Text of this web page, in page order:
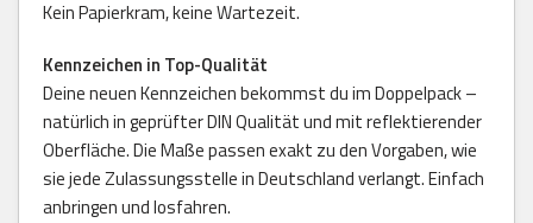
Kein Papierkram, keine Wartezeit.
Kennzeichen in Top-Qualität
Deine neuen Kennzeichen bekommst du im Doppelpack –
natürlich in geprüfter DIN Qualität und mit reflektierender
Oberfläche. Die Maße passen exakt zu den Vorgaben, wie
sie jede Zulassungsstelle in Deutschland verlangt. Einfach
anbringen und losfahren.